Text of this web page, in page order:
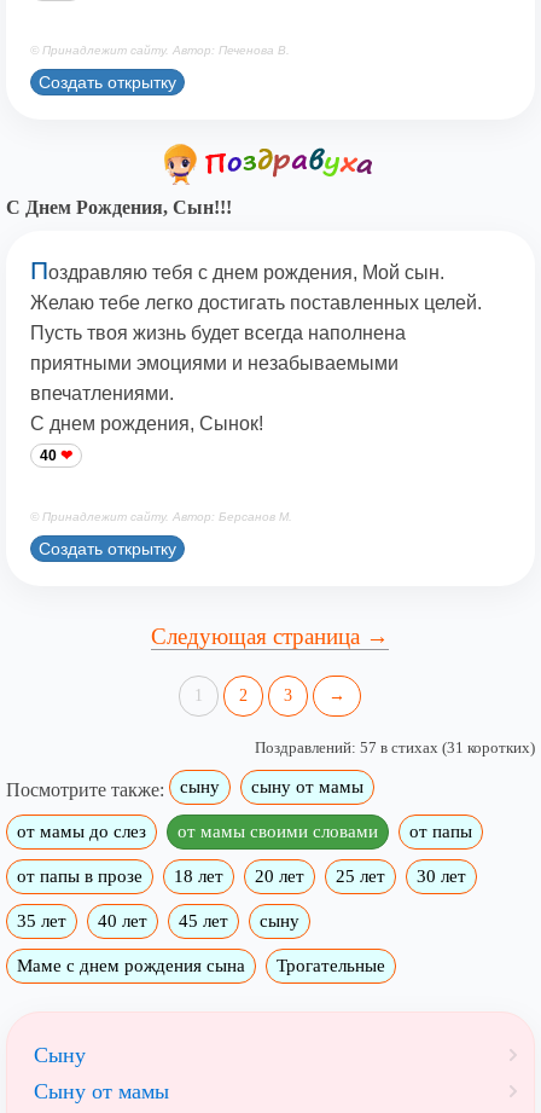
© Принадлежит сайту. Автор: Печенова В.
Создать открытку
С Днем Рождения, Сын!!!
Поздравляю тебя с днем рождения, Мой сын.
Желаю тебе легко достигать поставленных целей.
Пусть твоя жизнь будет всегда наполнена
приятными эмоциями и незабываемыми
впечатлениями.
С днем рождения, Сынок!
40
© Принадлежит сайту. Автор: Берсанов М.
Создать открытку
Следующая страница →
1 2 3 →
Поздравлений: 57 в стихах (31 коротких)
Посмотрите также: сыну сыну от мамы
от мамы до слез от мамы своими словами от папы
от папы в прозе 18 лет 20 лет 25 лет 30 лет
35 лет 40 лет 45 лет сыну
Маме с днем рождения сына Трогательные
Сыну
Сыну от мамы